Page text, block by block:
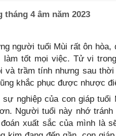
4 âm năm 2023
người tuổi Mùi rất ôn
làm tốt mọi việc. Tử vi
và trầm tính nhưng sau
khắc phục được nhược
nghiệp của con giáp tuổi
Người tuổi này nhớ tránh
xuất sắc của mình là